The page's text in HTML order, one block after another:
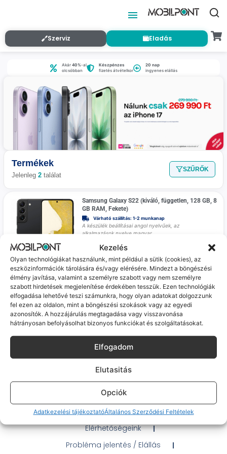
Kezelés
Olyan technológiákat használunk, mint például a sütik (cookies), az
eszközinformációk tárolására és/vagy elérésére. Mindezt a böngészési
élmény javítása, valamint a személyre szabott vagy nem személyre
szabott hirdetések megjelenítése érdekében tesszük. Ezen technológiák
elfogadása lehetővé teszi számunkra, hogy olyan adatokat dolgozzunk
fel ezen az oldalon, mint a böngészési szokások vagy az egyedi
azonosítók. A hozzájárulás megtagadása vagy visszavonása
hátrányosan befolyásolhat bizonyos funkciókat és szolgáltatásokat.
Elfogadom
Elutasitás
Opciók
Adatkezelési tájékoztatóÁltalános Szerződési Feltételek
Szerviz Eladás
Akár40%-al
olcsóbban
Készpénzes
fizetés átvételkor
20 nap
ingyenes elállás
Termékek
Jelenleg 2 találat
SZŰRŐK
Samsung Galaxy S22 (kiváló, független, 128 GB, 8
GB RAM, Fekete)
Várható szállítás: 1-2 munkanap
A készülék beállításai angol nyelvűek, az
alkalmazások nyelve magyar
74 990Ft
Samsung Galaxy S21 Ultra (kiváló, független,
128GB, 12GB RAM, Fekete)
Várható szállítás: 1-2 munkanap
A készülék beállításai angol nyelvűek, az
alkalmazások nyelve magyar!
89 990Ft
Gyakran Ismételt Kérdések
Elérhetőségeink
Probléma jelentés / Elállás